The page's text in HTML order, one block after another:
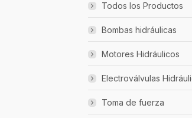
Todos los Productos
Bombas hidráulicas
Motores Hidráulicos
Electroválvulas
Toma de fuerza